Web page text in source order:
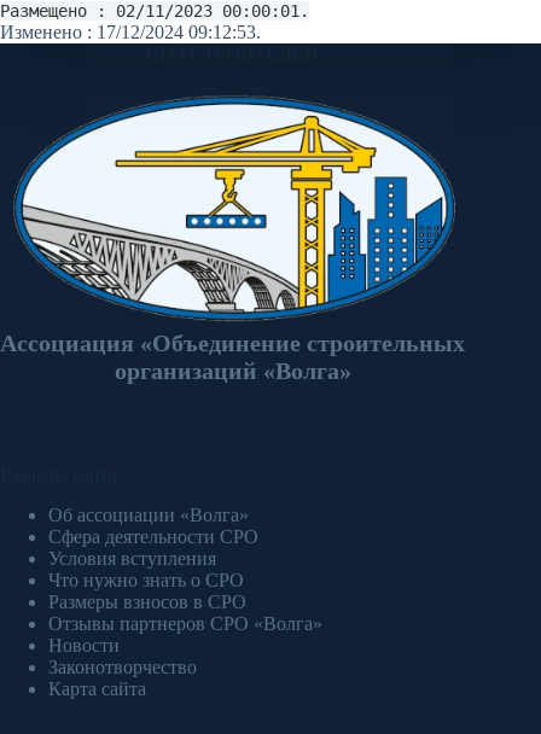
Размещено : 02/11/2023 00:00:01.
Изменено : 17/12/2024 09:12:53.
Ассоциация «Объединение строительных
организаций «Волга»
Об ассоциации «Волга»
Сфера деятельности СРО
Условия вступления
Что нужно знать о СРО
Размеры взносов в СРО
Отзывы партнеров СРО «Волга»
Новости
Законотворчество
Карта сайта